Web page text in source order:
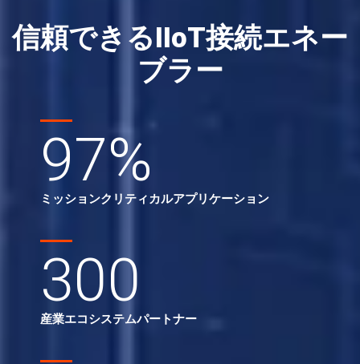
信頼できるIIoT接続エネー
ブラー
97%
ミッションクリティカルアプリケーション
300
産業エコシステムパートナー